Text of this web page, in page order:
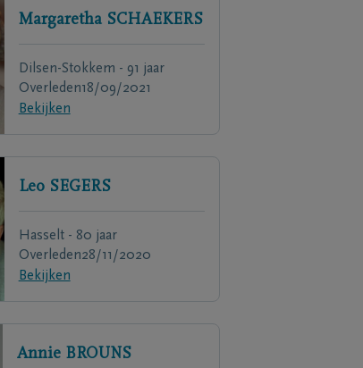
Margaretha SCHAEKERS
Dilsen-Stokkem - 91 jaar
Overleden18/09/2021
Bekijken
Leo SEGERS
Hasselt - 80 jaar
Overleden28/11/2020
Bekijken
Annie BROUNS